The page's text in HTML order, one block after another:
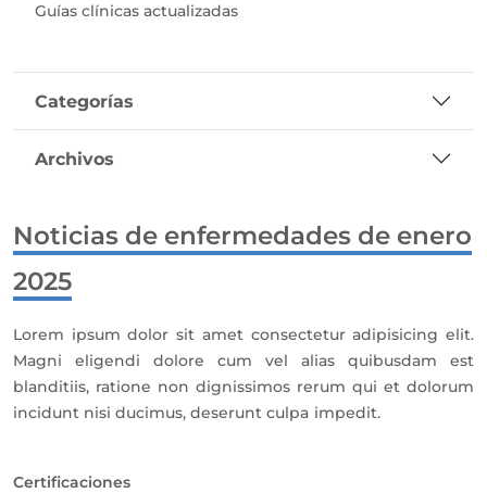
Noticias de enfermedades de enero
2025
Lorem ipsum dolor sit amet consectetur adipisicing elit.
Magni eligendi dolore cum vel alias quibusdam est
blanditiis, ratione non dignissimos rerum qui et dolorum
incidunt nisi ducimus, deserunt culpa impedit.
Certificaciones
Guías clínicas actualizadas
Categorías
Archivos